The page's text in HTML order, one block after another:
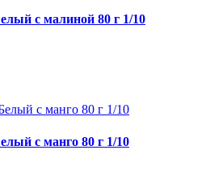
с малиной 80 г 1/10
с манго 80 г 1/10